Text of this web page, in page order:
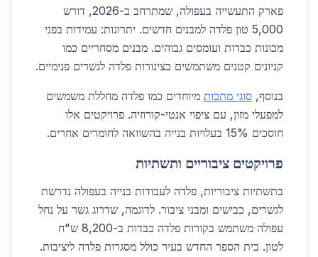
פארק התעשייה בעפולה, שמתרחב ב-2026, דורש
5,000 טון פלדה למבנים חדשים. יתרונות: עמידות בפני
מכונות כבדות ועומסים גבוהים. מבנים מסחריים כמו
קניונים קטנים משתמשים בצינורות פלדה לגשרים פנימיים.
בנוסף, סוגי מתכות מיוחדים כמו פלדה מחללת משמשים
למפעלי מזון, עם ציפוי אנטי-קורוזיה. פרויקטים אלו
חוסכים 15% בעלויות בנייה בהשוואה לחומרים אחרים.
פרויקטים ציבוריים ותשתיות
בתשתיות ציבוריות, פלדה לעבודות בנייה בעפולה נדרשת
לגשרים, כבישים ומבני ציבור. לדוגמה, שדרוג גשר על נחל
עפולה משתמש בקורות פלדה כבדות ב-8,200 ש"ח
לטון. בית הספר החדש בעיר כולל מסגרות פלדה ליציבות.